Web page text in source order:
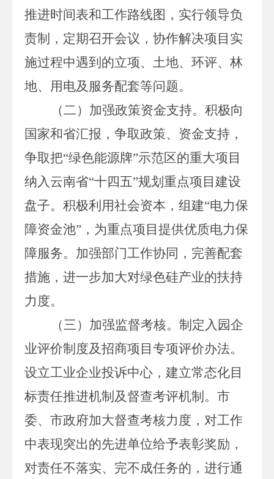
推进时间表和工作路线图，实行领导负
责制，定期召开会议，协作解决项目实
施过程中遇到的立项、土地、环评、林
地、用电及服务配套等问题。
（二）加强政策资金支持。 积极向
国家和省汇报，争取政策、资金支持 ，
争取把“绿色能源牌”示范区的重大项目
纳入云南省“十四五”规划重点项目建设
盘子。 积极利用社会资本，组建“电力保
障资金池”，为重点项目提供优质电力保
障服务。加强部门工作协同， 完善配套
措施，进一步加大对绿色硅产业的扶持
力度。
（三）加强监督考核。 制定 入园企
业评价制度及招商项目专项评价办法。
设立工业企业投诉中心，建立常态化目
标责任推进机制及督查考评机制。市
委、市政府加大督查考核力度，对工作
中表现突出的先进单位给予表彰奖励，
对责任不落实、完不成任务的，进行通